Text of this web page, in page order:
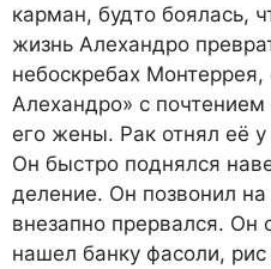
карман, будто боялась,
жизнь Алехандро
небоскребах
Алехандро» с
его жены. Рак отнял её у
Он быстро поднялся
деление. Он позвонил
внезапно прервался. Он
нашел банку фасоли,